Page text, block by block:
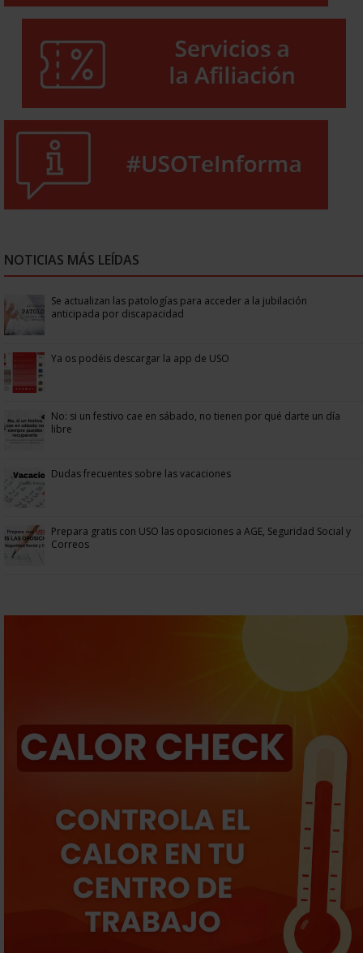
NOTICIAS MÁS LEÍDAS
Se actualizan las patologías para acceder a la jubilación
anticipada por discapacidad
Ya os podéis descargar la app de USO
No: si un festivo cae en sábado, no tienen por qué darte un día
libre
Dudas frecuentes sobre las vacaciones
Prepara gratis con USO las oposiciones a AGE, Seguridad Social y
Correos